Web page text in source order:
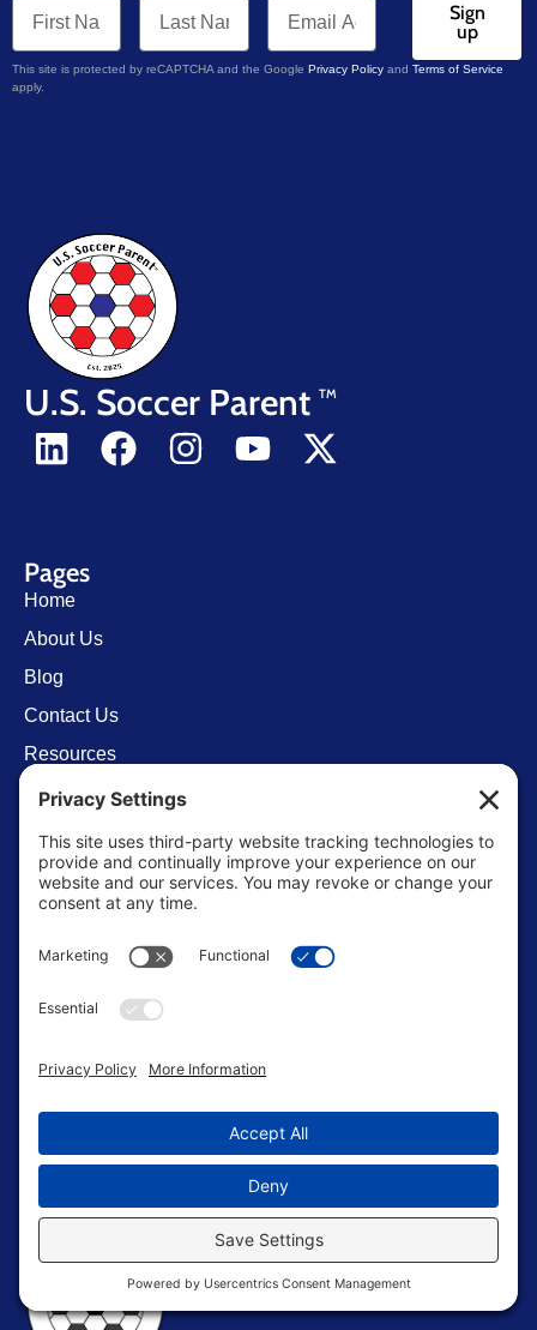
Sign
up
This site is protected by reCAPTCHA and the Google Privacy Policy and Terms of Service
apply.
U.S. Soccer Parent TM
Pages
Home
About Us
Blog
Contact Us
Resources
Store
Terms of Service
Editorial Standrads
Soccer Roadmap
Getting Started
Levels of Competition
Player Development Pathways
Contact Us
West Palm Beach Florida, United States